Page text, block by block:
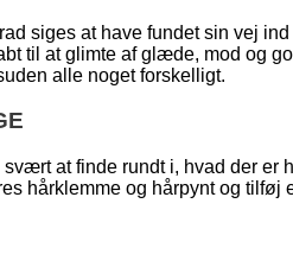
siges at have fundet sin vej
til at glimte af glæde, mod og
alle noget forskelligt.
at finde rundt i, hvad der er
hårklemme og hårpynt og tilføj